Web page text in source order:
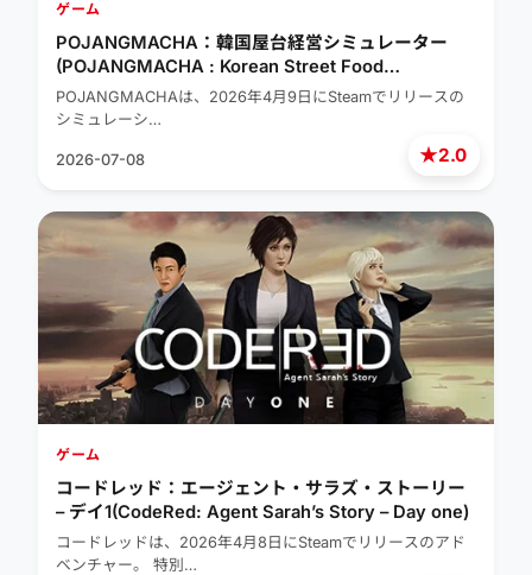
★2.0
ゲーム
POJANGMACHA：韓国屋台経営シミュレーター
(POJANGMACHA : Korean Street Food
Management Simulator)
POJANGMACHAは、2026年4月9日にSteamでリリースの
シミュレーシ…
2026-07-08
ゲーム
コードレッド：エージェント・サラズ・ストーリー
– デイ1(CodeRed: Agent Sarah’s Story – Day one)
コードレッドは、2026年4月8日にSteamでリリースのアド
ベンチャー。 特別…